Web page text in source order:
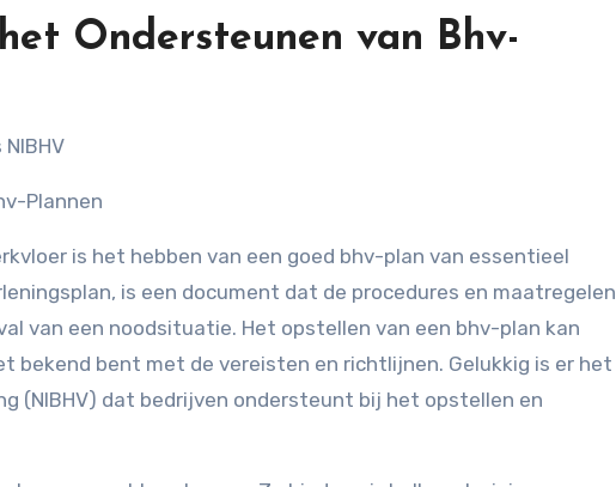
Ondersteunen van Bhv-
Plannen
is het hebben van een goed bhv-plan van essentieel
is een document dat de procedures en maatregelen
van een noodsituatie. Het opstellen van een bhv-plan kan
bekend bent met de vereisten en richtlijnen. Gelukkig is er het
(NIBHV) dat bedrijven ondersteunt bij het opstellen en